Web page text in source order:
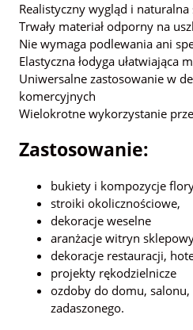
Realistyczny wygląd i
Trwały materiał odporny na
Nie wymaga podlewania ani
Elastyczna łodyga ułatwiająca
Uniwersalne zastosowanie w
komercyjnych
Wielokrotne wykorzystanie
Zastosowanie:
bukiety i kompozycje
stroiki okolicznościowe,
dekoracje weselne
aranżacje witryn
dekoracje restauracji,
projekty rękodzielnicze
ozdoby do domu,
zadaszonego.